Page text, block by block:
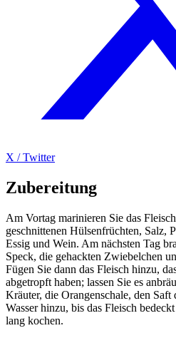
X / Twitter
Zubereitung
Am Vortag marinieren Sie das
geschnittenen Hülsenfrüchten, Salz,
Essig und Wein. Am nächsten Tag
Speck, die gehackten Zwiebelchen
Fügen Sie dann das Fleisch hinzu,
abgetropft haben; lassen Sie es
Kräuter, die Orangenschale, den Saft
Wasser hinzu, bis das Fleisch
lang kochen.